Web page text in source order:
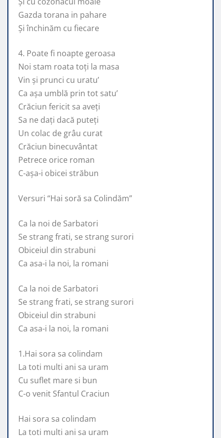
Gazda torana in pahare
Și închinăm cu fiecare
4. Poate fi noapte geroasa
Noi stam roata toți la masa
Vin și prunci cu uratu’
Ca așa umblă prin tot satu’
Crăciun fericit sa aveți
Sa ne dați dacă puteți
Un colac de grâu curat
Crăciun binecuvântat
Petrece orice roman
C-așa-i obicei străbun
Versuri “Hai soră sa Colindăm”
Ca la noi de Sarbatori
Se strang frati, se strang surori
Obiceiul din strabuni
Ca asa-i la noi, la romani
Ca la noi de Sarbatori
Se strang frati, se strang surori
Obiceiul din strabuni
Ca asa-i la noi, la romani
1.Hai sora sa colindam
La toti multi ani sa uram
Cu suflet mare si bun
C-o venit Sfantul Craciun
Hai sora sa colindam
La toti multi ani sa uram